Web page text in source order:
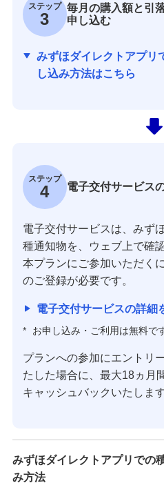
ステップ
3
毎月の購入額と引
申し込む
みずほダイレクトアプリ
し込み方法はこちら
ステップ
4 電子交付サービス
電子交付サービスは、みず
種通知物を、ウェブ上で確
本プランにご参加いただく
のご登録が必要です。
電子交付サービスの詳細
* お申し込み・ご利用は無料で
プランへの参加にエントリ
たした場合に、最大18ヵ月
キャッシュバックいたします
みずほダイレクトアプリでの
み方法